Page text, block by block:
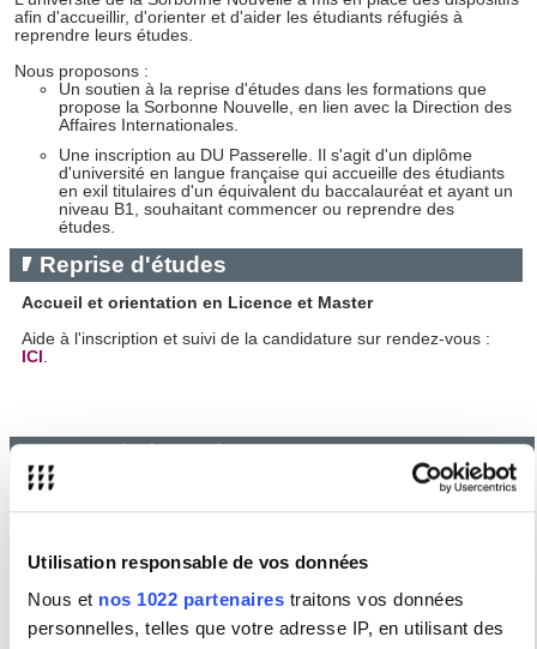
Utilisation responsable de vos données
Nous et nos 1022 partenaires traitons vos données
personnelles, telles que votre adresse IP, en utilisant des
afin d'accueillir, d'orienter et d'aider les étudiants réfugiés à
reprendre leurs études.
Nous proposons :
Un soutien à la reprise d'études dans les formations que
propose la Sorbonne Nouvelle, en lien avec la Direction des
Affaires Internationales.
Une inscription au DU Passerelle. Il s'agit d'un diplôme
d'université en langue française qui accueille des étudiants
en exil titulaires d'un équivalent du baccalauréat et ayant un
niveau B1, souhaitant commencer ou reprendre des
études.
Reprise d'études
Accueil et orientation en Licence et Master
Aide à l'inscription et suivi de la candidature sur rendez-vous :
ICI .
Cours de français
Diplôme Universitaire Passerelle
Les partenaires de nos dispositifs de reprise d'étude pour les